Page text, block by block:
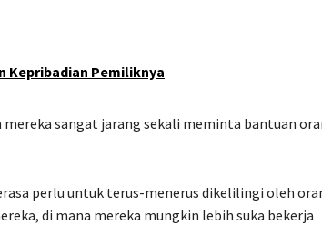
Kepribadian Pemiliknya
sangat jarang sekali meminta bantuan
perlu untuk terus-menerus dikelilingi oleh
di mana mereka mungkin lebih suka bekerja